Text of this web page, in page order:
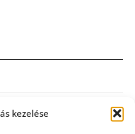
kezelése